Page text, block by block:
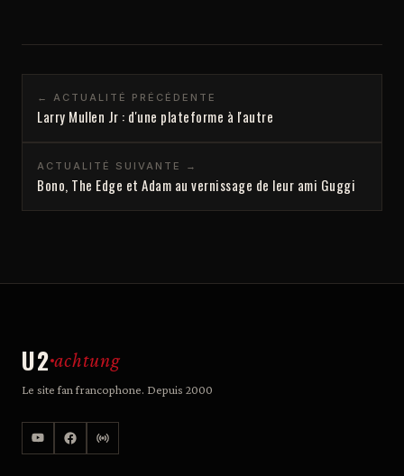
← ACTUALITÉ PRÉCÉDENTE
Larry Mullen Jr : d'une plateforme à l'autre
ACTUALITÉ SUIVANTE →
Bono, The Edge et Adam au vernissage de leur ami Guggi
U2 achtung
Le site fan francophone. Depuis 2000